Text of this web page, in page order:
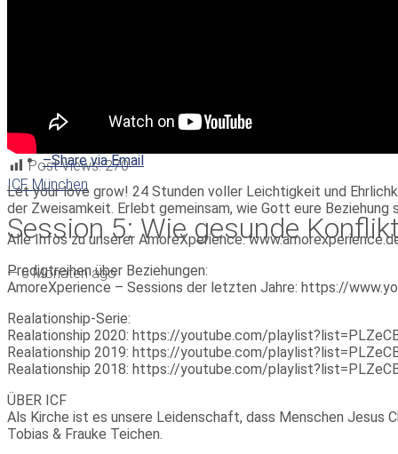
Post Views: 270
ICF München
Session 5: Wie gesunde
— 6 Monaten ago
Share on Twitter
–Share on Facebook
–Share via Email
Let your love grow! 24 Stunden voller Leichtigkeit und
der Zweisamkeit. Erlebt gemeinsam, wie Gott eure Beziehung
Alle Infos zu unserer AmoreXperience:
Predigtreihen über Beziehungen:
AmoreXperience – Sessions der letzten Jahre: https://
Realationship-Serie:
Realationship 2020: https://youtube.com/
Realationship 2019: https://youtube.com/
Realationship 2018: https://youtube.com/
ÜBER ICF
Als Kirche ist es unsere Leidenschaft, dass Menschen Jesus
Tobias & Frauke Teichen.